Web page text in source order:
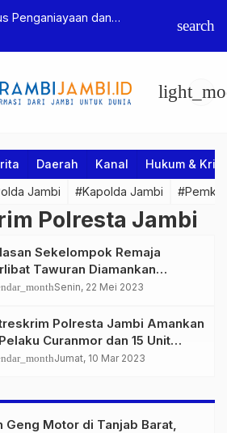
Penganiayaan dan
Tetapkan Dua Tersangka
Polres
Dua
search
Daerah Kanal Hukum &
Jambi #Kapolda Jambi
Polresta Jambi
Sekelompok Remaja
Tawuran Diamankan
Jambi, Empat Ditetapkan
Senin, 22 Mei 2023
Polresta Jambi Amankan
Curanmor dan 15 Unit
Motor Hasil Curian
Jumat, 10 Mar 2023
Geng Motor di Tanjab Barat,